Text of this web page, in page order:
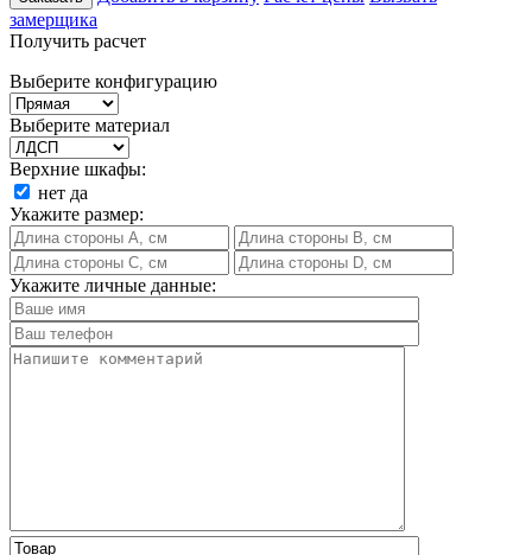
замерщика
Получить расчет
Выберите конфигурацию
Выберите материал
Верхние шкафы:
нет да
Укажите размер:
Укажите личные данные: